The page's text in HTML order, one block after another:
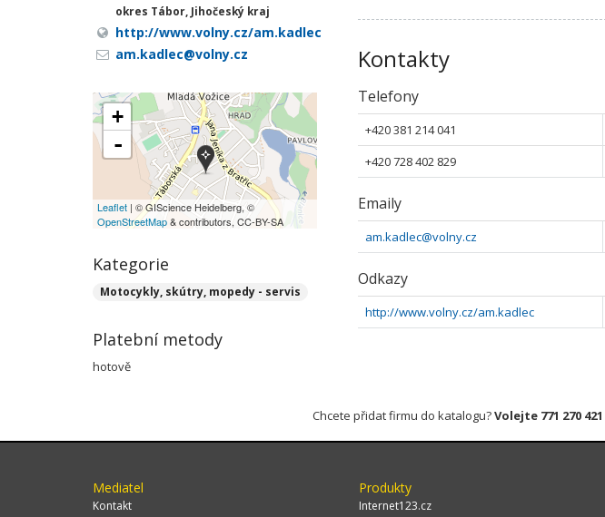
Kontakty
Telefony
+420 381 214 041
+420 728 402 829
Emaily
am.kadlec@volny.cz
Odkazy
http://www.volny.cz/am.kadlec
okres Tábor, Jihočeský kraj
http://www.volny.cz/am.kadlec
am.kadlec@volny.cz
+
-
Leaflet | © GIScience Heidelberg, ©
OpenStreetMap& contributors, CC-BY-SA
Kategorie
Motocykly, skútry, mopedy - servis
Platební metody
hotově
Chcete přidat firmu do katalogu?Volejte 771 270 421
Mediatel
Kontakt
Produkty
Internet123.cz